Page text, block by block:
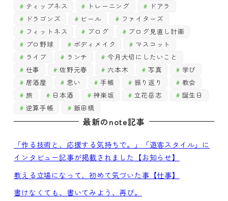
ティップネス
トレーニング
ドアラ
ドラゴンズ
ビール
ファイターズ
フィットネス
ブログ
ブログ見直し計画
プロ野球
ボディメイク
マスコット
ライブ
ランチ
今月大切にしたいこと
仕事
佐野元春 六本木 写真
学び
居酒屋
思い 手帳 振り返り
教会
旅
日本酒 神楽坂 立花岳志
誕生日
逆算手帳
飯田橋
最新のnote記事
「作る技術と、応援する気持ちで。」「遊客スタイル」に
インタビュー記事が掲載されました【お知らせ】
教える立場になって、初めて気づいた事【仕事】
書けなくても、書いてみよう、再び。